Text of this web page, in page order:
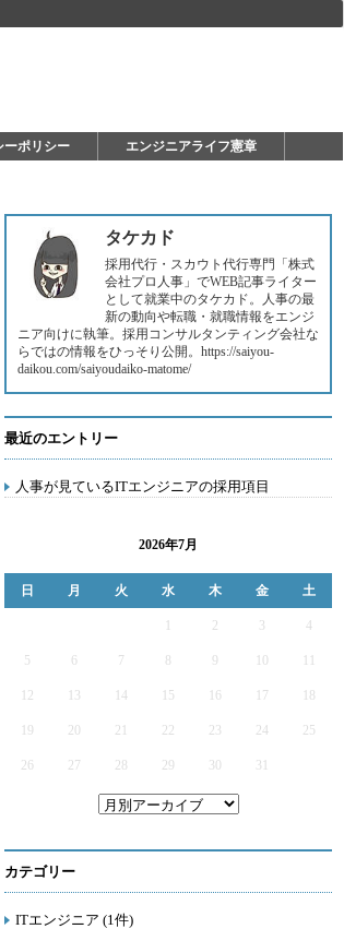
ーポリシー エンジニアライフ憲章
タケカド
採用代行・スカウト代行専門「株式
会社プロ人事」でWEB記事ライター
として就業中のタケカド。人事の最
新の動向や転職・就職情報をエンジ
ニア向けに執筆。採用コンサルタンティング会社な
らではの情報をひっそり公開。https://saiyou-
daikou.com/saiyoudaiko-matome/
最近のエントリー
人事が見ているITエンジニアの採用項目
2026年7月
日 月 火 水 木 金 土
2 3 4
5 6 7 9
12 13 14 15 16 17
19 20 21 22 23 24 25
26 27 28 29 30 31
カテゴリー
ITエンジニア (1件)